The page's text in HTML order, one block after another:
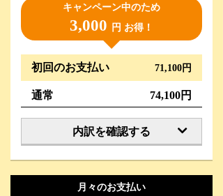
キャンペーン中のため
3,000 円 お得！
初回のお支払い 71,100円
通常 74,100円
内訳を確認する
月々のお支払い